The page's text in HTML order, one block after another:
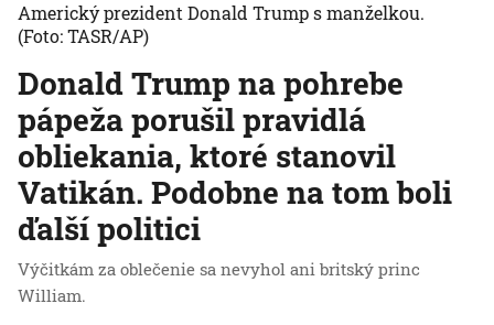
Donald Trump na pohrebe
pápeža porušil pravidlá
obliekania, ktoré stanovil
Vatikán. Podobne na tom boli
ďalší politici
Výčitkám za oblečenie sa nevyhol ani britský princ
William.
Americký prezident Donald Trump s manželkou.
(Foto: TASR/AP)